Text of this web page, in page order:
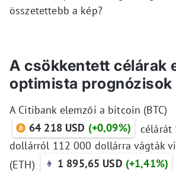
összetettebb a kép?
A csökkentett célárak
optimista prognózisok
A Citibank elemzői a bitcoin (BTC)
64 218 USD (+0,09%)
célárát
dollárról 112 000 dollárra vágták
(ETH)
1 895,65 USD (+1,41%)